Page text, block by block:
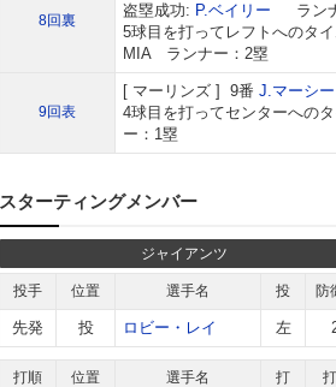
8回裏
盗塁成功: P.ベイリー
ラン
5球目を打ってレフトへのタ
MIA ランナー：2塁
9回表
マーリンズ 9番 J.マーシー
4球目を打ってセンターへの
ー：1塁
スターティングメンバー
ジャイアンツ
投手 位置 選手名 投 防
先発 投 ロビー・レイ 左
打順 位置 選手名 打